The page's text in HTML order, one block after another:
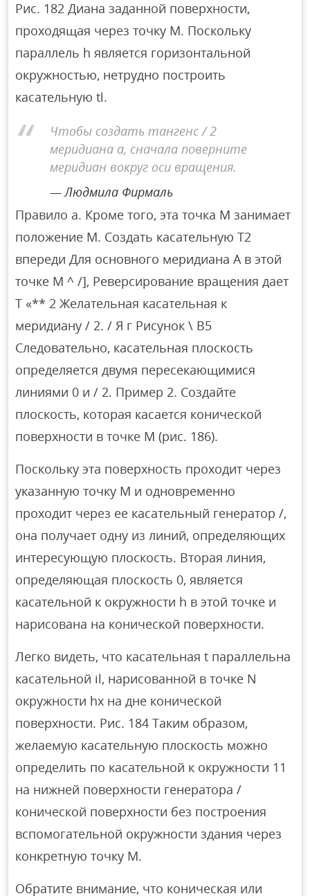
Рис. 182 Диана заданной поверхности,
проходящая через точку М. Поскольку
параллель h является горизонтальной
окружностью, нетрудно построить
касательную tl.
Чтобы создать тангенс / 2
меридиана a, сначала поверните
меридиан вокруг оси вращения.
Людмила Фирмаль
Правило а. Кроме того, эта точка М занимает
положение М. Создать касательную Т2
впереди Для основного меридиана А в этой
точке М ^ /], Реверсирование вращения дает
T «** 2 Желательная касательная к
меридиану / 2. / Я г Рисунок \ B5
Следовательно, касательная плоскость
определяется двумя пересекающимися
линиями 0 и / 2. Пример 2. Создайте
плоскость, которая касается конической
поверхности в точке M (рис. 186).
Поскольку эта поверхность проходит через
указанную точку М и одновременно
проходит через ее касательный генератор /,
она получает одну из линий, определяющих
интересующую плоскость. Вторая линия,
определяющая плоскость 0, является
касательной к окружности h в этой точке и
нарисована на конической поверхности.
Легко видеть, что касательная t параллельна
касательной il, нарисованной в точке N
окружности hx на дне конической
поверхности. Рис. 184 Таким образом,
желаемую касательную плоскость можно
определить по касательной к окружности 11
на нижней поверхности генератора /
конической поверхности без построения
вспомогательной окружности здания через
конкретную точку М.
Обратите внимание, что коническая или